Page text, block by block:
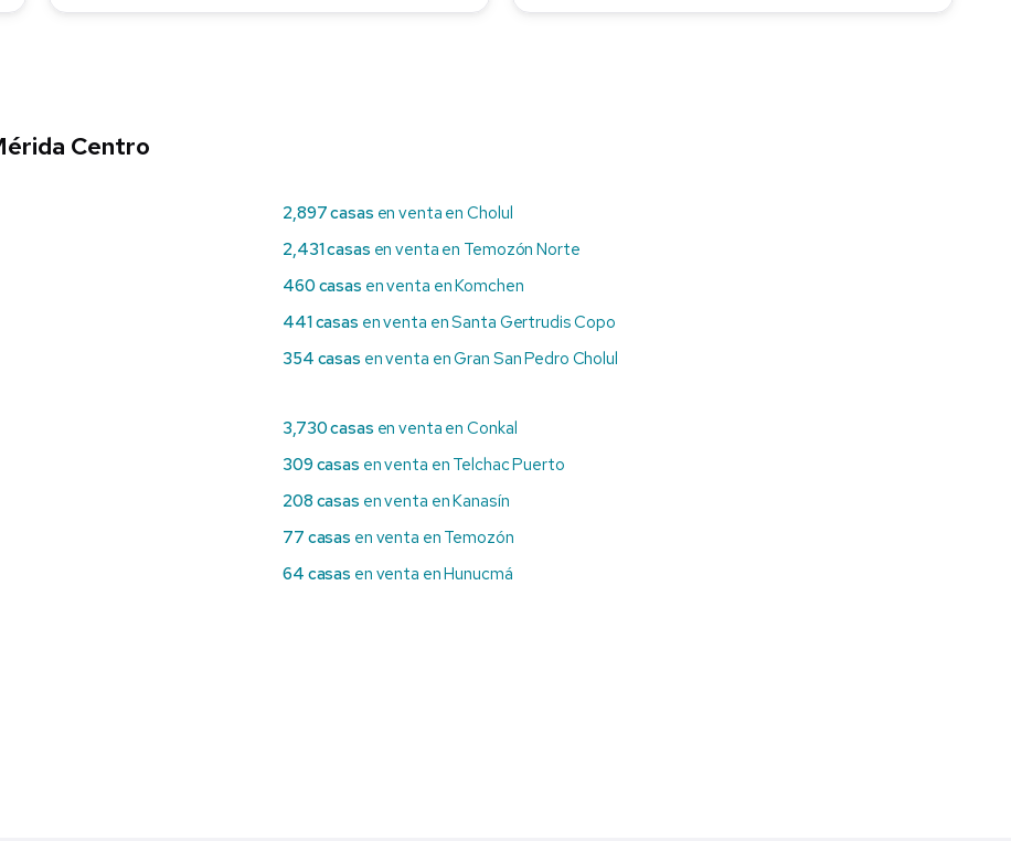
Centro
2,897 casas en venta en Cholul
2,431 casas en venta en Temozón Norte
460 casas en venta en Komchen
441 casas en venta en Santa Gertrudis Copo
354 casas en venta en Gran San Pedro Cholul
3,730 casas en venta en Conkal
309 casas en venta en Telchac Puerto
208 casas en venta en Kanasín
77 casas en venta en Temozón
64 casas en venta en Hunucmá